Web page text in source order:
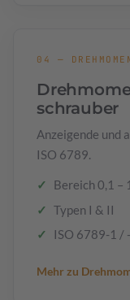
04 —
schrauber
Anzeigende und
ISO 6789.
Bereich 0,1 –
Typen I & II
ISO 6789-1 /
Mehr zu